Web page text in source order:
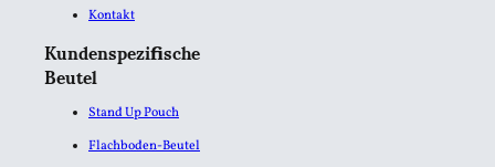
Kontakt
Kundenspezifische
Beutel
Stand Up Pouch
Flachboden-Beutel